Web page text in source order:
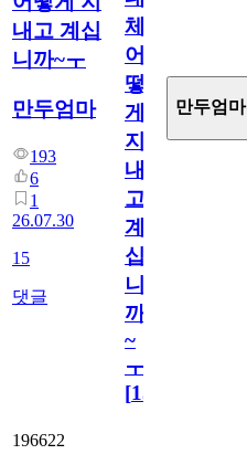
내고 계십
니까~ㅜ
만두엄마
193
6
1
26.07.30
15
댓글
체
어
떻
게
지
내
고
계
십
니
까
~
ㅜ
[15
만두엄마
196622